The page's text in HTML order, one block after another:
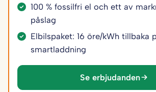
100 % fossilfri el och ett av
påslag
Elbilspaket: 16 öre/kWh tillbaka
smartladdning
Se erbjudanden